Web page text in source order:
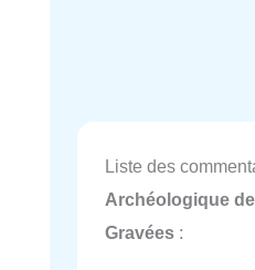
Liste des
Archéologique
Gravées :